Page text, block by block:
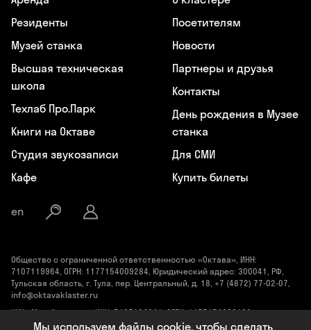
Резиденты
Музей станка
Высшая техническая
школа
Техлаб Про.Парк
Книги на Октаве
Студия звукозаписи
Кафе
Посетителям
Новости
Партнеры и друзья
Контакты
День рождения в Музее
станка
Для СМИ
Купить билеты
en
Общество с ограниченной ответственностью «Октава», ИНН:
7107119964, ОГРН: 1177154009284, Юридический адрес: 300041, РФ,
Тульская область, г. Тула, пер. Центральный, д. 18, +7 (4872) 77-02-07,
info@oktavaklaster.ru
ЧУК «Музей станка», ИНН: 7107124241, ОГРН: 1177154030162,
Юридический адрес: 300041, Тульская область, г. Тула, пер.
Мы используем файлы cookie, чтобы сделать